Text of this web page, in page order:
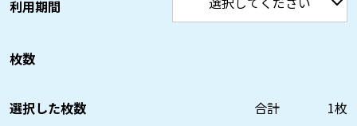
利用期間
枚数
選択した枚数 合計 1枚